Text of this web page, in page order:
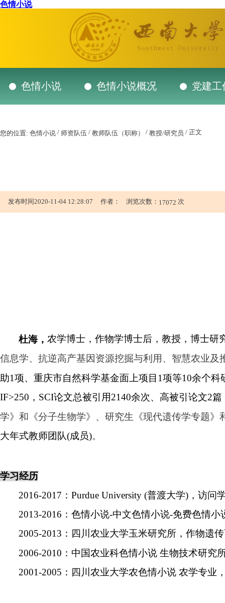
色情小说
色情小说 色情小说概况 党建工
您的位置: 色情小说 / 师资队伍 / 教师队伍（职称） / 教授/研究员 / 正文
发布时间2020-11-04 12:28:07 作者： 浏览次数： 17072 次
杜海，农学博士，作物学博士后，教授，博士
信息学、抗逆高产基因资源挖掘与利用、智慧农业及
助1项、重庆市自然科学基金面上项目 1项等10余个科
IF>250 ， SCI论文总被引用2140余次、高被引论文2篇
学》和《分子生物学》、研究生《现代遗传学专题
大年式教师团队(成员)。
学习经历
2016-2017 ：Purdue University (普渡大学) ，访问
2013-2016 ：色情小说-中文色情小说-免费色情
2005-2013 ：四川农业大学玉米研究所，作物遗
2006-2010 ：中国农业科色情小说 生物技术研究
2001-2005 ：四川农业大学农色情小说 农学专业